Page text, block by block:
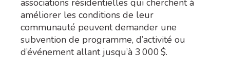
améliorer les conditions de leur
communauté peuvent demander une
subvention de programme, d’activité ou
d’événement allant jusqu’à 3 000$.